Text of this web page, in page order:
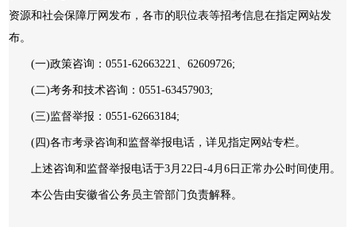
资源和社会保障厅网发布，各市的职位表等招考信息在指定网站发
布。
(一)政策咨询：0551-62663221、62609726;
(二)考务和技术咨询：0551-63457903;
(三)监督举报：0551-62663184;
(四)各市考录咨询和监督举报电话，详见指定网站专栏。
上述咨询和监督举报电话于3月22日-4月6日正常办公时间使用。
本公告由安徽省公务员主管部门负责解释。